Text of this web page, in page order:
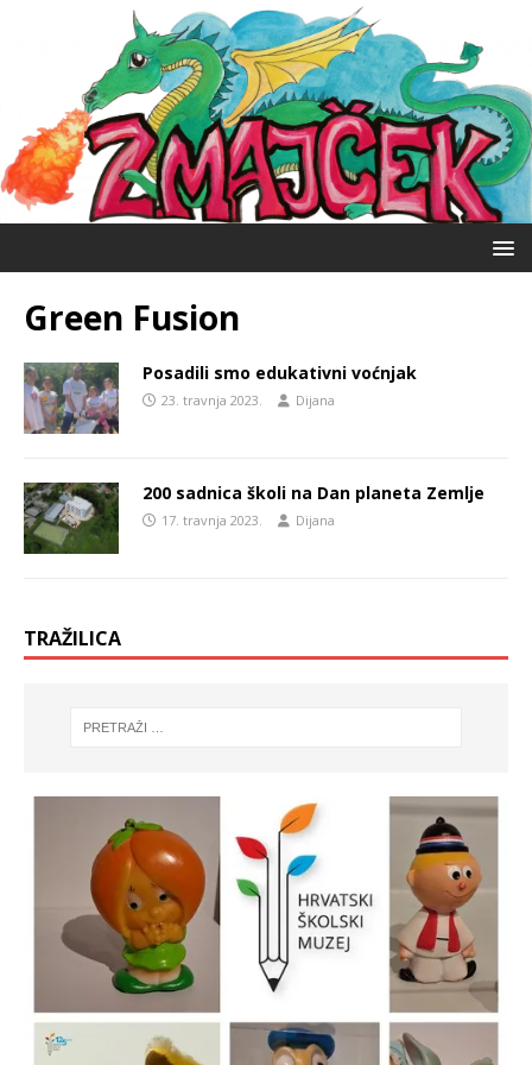
Green Fusion
Posadili smo edukativni voćnjak
23. travnja 2023. Dijana
200 sadnica školi na Dan planeta Zemlje
17. travnja 2023. Dijana
TRAŽILICA